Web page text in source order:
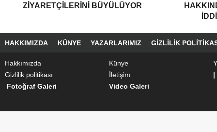
ZIYARETÇILERINI BÜYÜLÜYOR
HAKKIMIZDA KÜNYE YAZARLARIMIZ GIZLILIK
Hakkımızda Künye
Gizlilik politikası
İletişim
|
Fotoğraf Galeri
Video Galeri